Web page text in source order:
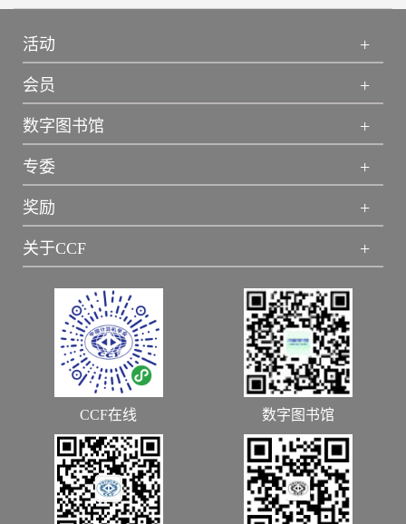
活动 +
会员 +
数字图书馆 +
专委 +
奖励 +
关于CCF +
CCF在线 数字图书馆